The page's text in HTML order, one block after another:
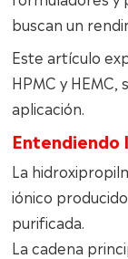
buscan un
Este artículo
HPMC y
aplicación.
Entendiendo
La
iónico
purificada.
La cadena